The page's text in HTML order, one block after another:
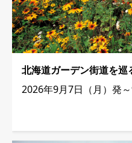
北海道ガーデン街道を
2026年9月7日（月）発